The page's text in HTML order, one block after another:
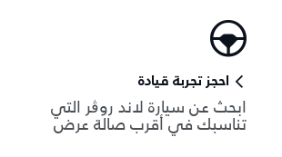
احجز تجربة قيادة
ابحث عن سيارة لاند روڨر التي
تناسبك في أقرب صالة عرض